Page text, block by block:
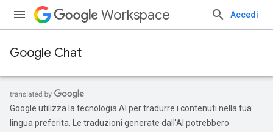
Workspace Accedi
Google Chat
Google utilizza la tecnologia AI per tradurre i contenuti nella tua
lingua preferita. Le traduzioni generate dall'AI potrebbero